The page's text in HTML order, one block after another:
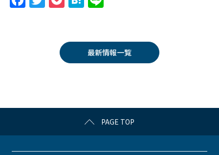
k
erk
et
n
a
最新情報一覧
PAGE TOP